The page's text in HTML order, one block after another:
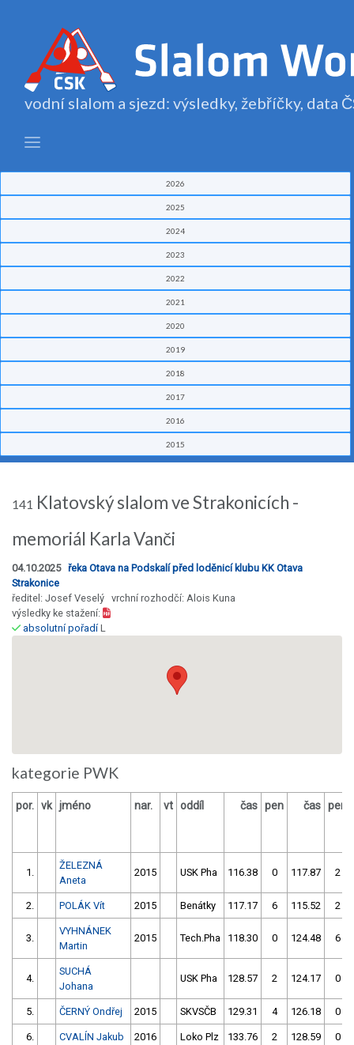
vodní slalom a sjezd: výsledky, žebříčky, data
2026
2025
2024
2023
2022
2021
2020
2019
2018
2017
2016
2015
141 Klatovský slalom ve Strakonicích -
memoriál Karla Vanči
04.10.2025 řeka Otava na Podskalí před loděnicí klubu KK Otava
Strakonice
ředitel: Josef Veselý vrchní rozhodčí: Alois Kuna
výsledky ke stažení:
absolutní pořadíL
kategorie PWK
por. vk jméno nar. vt oddíl čas pen čas pen
1.
ŽELEZNÁ
Aneta
2015 USK Pha 116.38 0 117.87 2
2. POLÁK Vít 2015 Benátky 117.17 6 115.52 2
3.
VYHNÁNEK
Martin
2015 Tech.Pha 118.30 0 124.48 6
4.
SUCHÁ
Johana
USK Pha 128.57 2 124.17 0
5. ČERNÝ Ondřej 2015 SKVSČB 129.31 4 126.18 0
6. CVALÍN Jakub 2016 Loko Plz 133.76 2 128.59 0